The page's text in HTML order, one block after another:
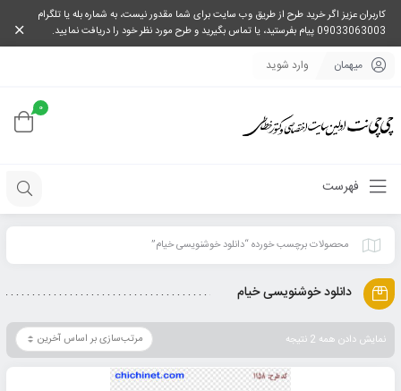
کاربران عزیز اگر خرید طرح از طریق وب سایت برای شما مقدور نیست، به شماره بله یا تلگرام
09033063003 پیام بفرستید، یا تماس بگیرید و طرح مورد نظر خود را دریافت نمایید.
میهمان وارد شوید
0
فهرست
محصولات برچسب خورده “دانلود خوشنویسی خیام”
دانلود خوشنویسی خیام
نمایش دادن همه 2 نتیجه